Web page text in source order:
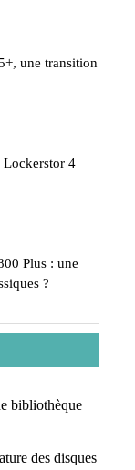
une transition
Lockerstor 4
Plus : une
?
bibliothèque
des disques